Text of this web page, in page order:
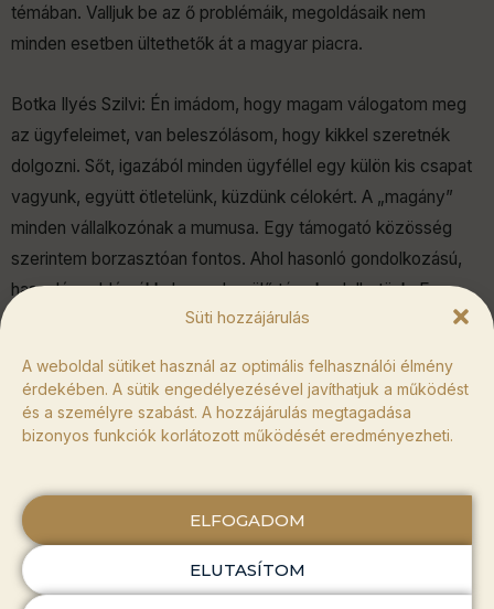
Süti hozzájárulás
A weboldal sütiket használ az optimális felhasználói élmény
érdekében. A sütik engedélyezésével javíthatjuk a működést
és a személyre szabást. A hozzájárulás megtagadása
bizonyos funkciók korlátozott működését eredményezheti.
ELFOGADOM
ELUTASÍTOM
témában. Valljuk be az ő problémáik, megoldásaik nem
minden esetben ültethetők át a magyar piacra.
Botka Ilyés Szilvi: Én imádom, hogy magam válogatom meg
az ügyfeleimet, van beleszólásom, hogy kikkel szeretnék
dolgozni. Sőt, igazából minden ügyféllel egy külön kis csapat
vagyunk, együtt ötletelünk, küzdünk célokért. A „magány”
minden vállalkozónak a mumusa. Egy támogató közösség
szerintem borzasztóan fontos. Ahol hasonló gondolkozású,
hasonló problémákkal szembesülő társakra lelhetünk. Erre
vannak az úgynevezett Mastermind csoportok.
Forrás:HR Portál
BÍZD RÁNK A MUNKÁT!
SEGÍTÜNK ÉPÍTENI VÁLLALKOZÁSODAT!